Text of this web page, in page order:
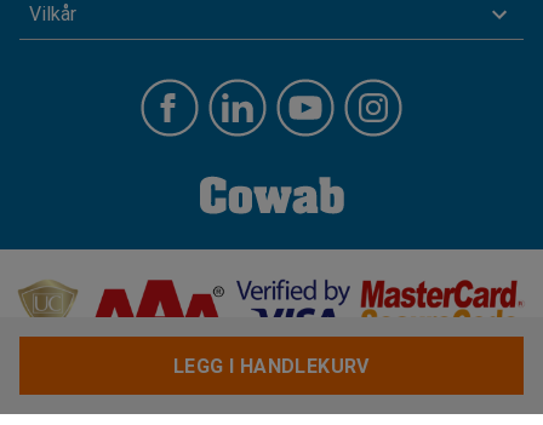
Vilkår
LEGG I HANDLEKURV